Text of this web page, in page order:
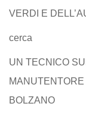
VERDI E
cerca
UN TECNICO
BOLZANO